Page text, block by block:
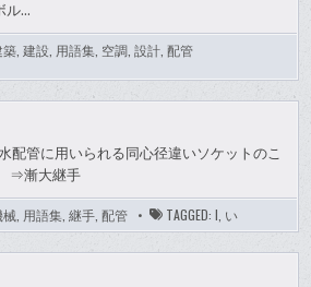
ル…
築 ,建設 用語集 空調 ,設計 ,配管
管に用いられる同心径違いソケットのこ
⇒漸大継手
用語集 ,継手 ,配管 TAGGED:I い